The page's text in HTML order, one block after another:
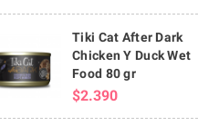
Tiki Cat After Dark
Chicken Y Duck Wet
Food 80 gr
$2.390